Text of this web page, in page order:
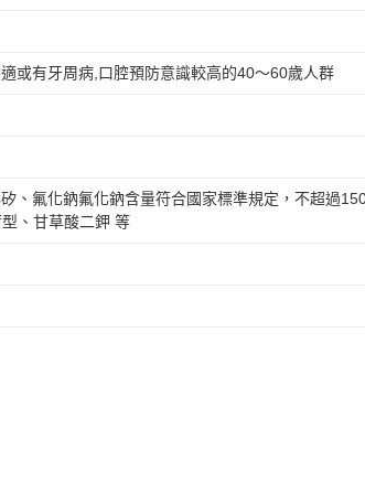
或有牙周病,口腔預防意識較高的40～60歲人群
、氟化鈉氟化鈉含量符合國家標準規定，不超過
、甘草酸二鉀 等